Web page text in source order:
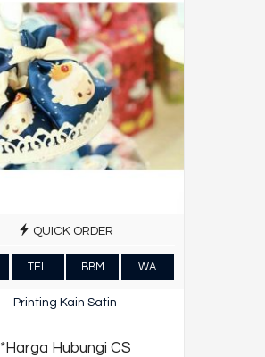
QUICK ORDER
TEL BBM WA
Printing Kain Satin
*Harga Hubungi CS